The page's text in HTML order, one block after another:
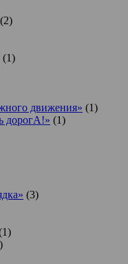
(2)
(1)
движения» (1)
дорогА!» (1)
(3)